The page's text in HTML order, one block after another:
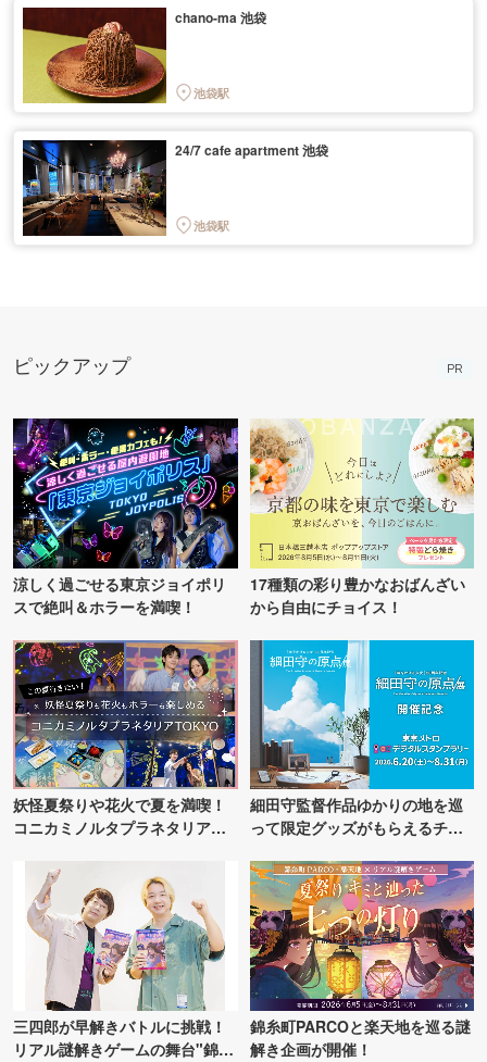
chano-ma 池袋
池袋駅
24/7 cafe apartment 池袋
池袋駅
ピックアップ PR
涼しく過ごせる東京ジョイポリ
スで絶叫＆ホラーを満喫！
17種類の彩り豊かなおばんざい
から自由にチョイス！
妖怪夏祭りや花火で夏を満喫！
コニカミノルタプラネタリア
細田守監督作品ゆかりの地を巡
って限定グッズがもらえるチャ
三四郎が早解きバトルに挑戦！
リアル謎解きゲームの舞台"錦糸
錦糸町PARCOと楽天地を巡る謎
解き企画が開催！